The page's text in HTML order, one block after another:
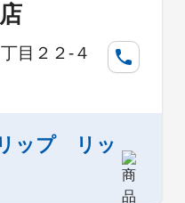
目２２-４
ップ リッ